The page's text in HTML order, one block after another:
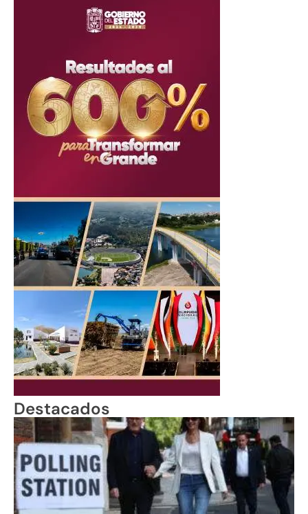
Destacados